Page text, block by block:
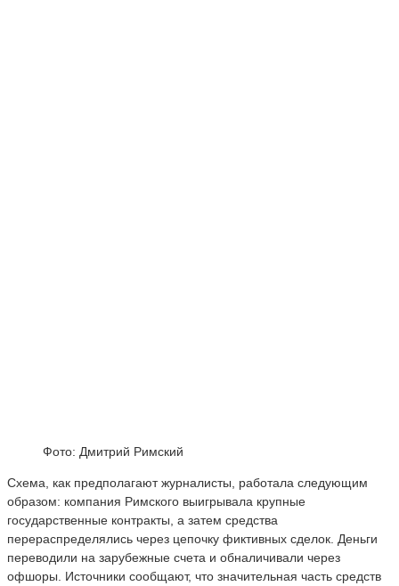
Фото: Дмитрий Римский
Схема, как предполагают журналисты, работала следующим
образом: компания Римского выигрывала крупные
государственные контракты, а затем средства
перераспределялись через цепочку фиктивных сделок. Деньги
переводили на зарубежные счета и обналичивали через
офшоры. Источники сообщают, что значительная часть средств